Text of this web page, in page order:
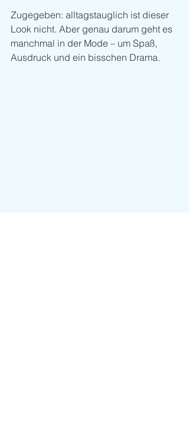
Zugegeben: alltagstauglich ist dieser
Look nicht. Aber genau darum geht es
manchmal in der Mode – um Spaß,
Ausdruck und ein bisschen Drama.